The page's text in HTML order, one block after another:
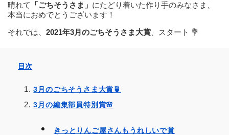
晴れて
「ごちそうさま」 にたどり着いた作り手のみなさま、
本当におめでとうございます！
それでは、 2021年3月のごちそうさま大賞 、スタート 💐
目次
3月のごちそうさま大賞🍵
3月の編集部員特別賞🌸
きっとりんご屋さんもうれしいで賞